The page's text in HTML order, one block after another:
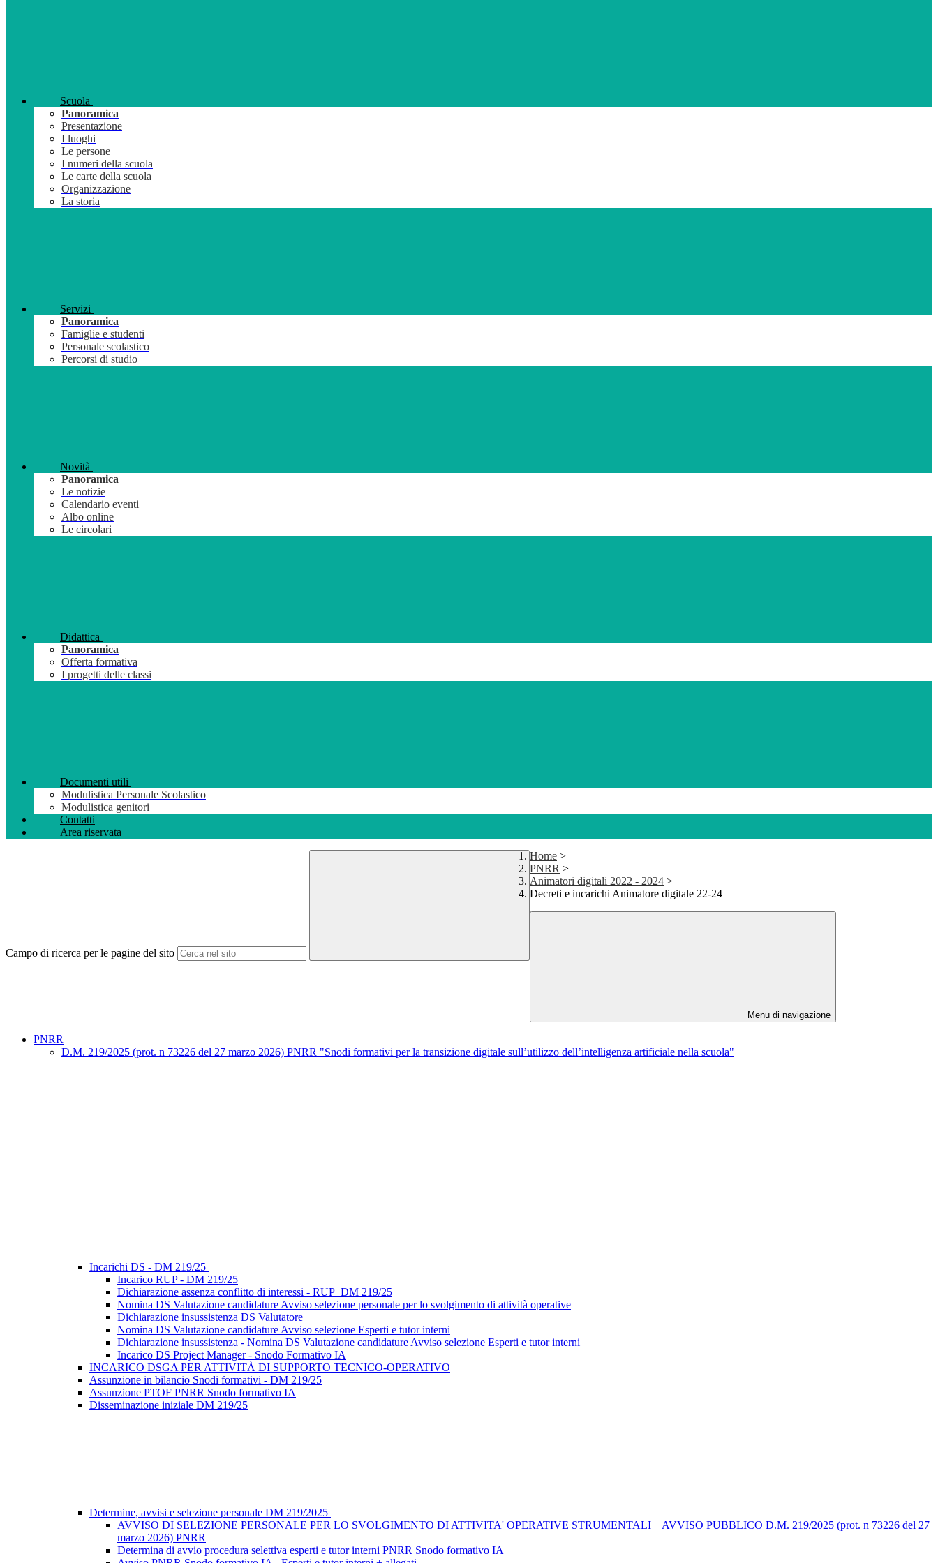
Scuola
Panoramica
Presentazione
I luoghi
Le persone
I numeri della scuola
Le carte della scuola
Organizzazione
La storia
Servizi
Panoramica
Famiglie e studenti
Personale scolastico
Percorsi di studio
Novità
Panoramica
Le notizie
Calendario eventi
Albo online
Le circolari
Didattica
Panoramica
Offerta formativa
I progetti delle classi
Documenti utili
Modulistica Personale Scolastico
Modulistica genitori
Contatti
Area riservata
Campo di ricerca per le pagine del sito
Home >
PNRR >
Animatori digitali 2022 - 2024 >
Decreti e incarichi Animatore digitale 22-24
Menu di navigazione
PNRR
D.M. 219/2025 (prot. n 73226 del 27 marzo 2026) PNRR "Snodi formativi per la transizione digitale sull’utilizzo dell’intelligenza artificiale nella scuola"
Incarichi DS - DM 219/25
Incarico RUP - DM 219/25
Dichiarazione assenza conflitto di interessi - RUP_DM 219/25
Nomina DS Valutazione candidature Avviso selezione personale per lo svolgimento di attività operative
Dichiarazione insussistenza DS Valutatore
Nomina DS Valutazione candidature Avviso selezione Esperti e tutor interni
Dichiarazione insussistenza - Nomina DS Valutazione candidature Avviso selezione Esperti e tutor interni
Incarico DS Project Manager - Snodo Formativo IA
INCARICO DSGA PER ATTIVITÀ DI SUPPORTO TECNICO-OPERATIVO
Assunzione in bilancio Snodi formativi - DM 219/25
Assunzione PTOF PNRR Snodo formativo IA
Disseminazione iniziale DM 219/25
Determine, avvisi e selezione personale DM 219/2025
AVVISO DI SELEZIONE PERSONALE PER LO SVOLGIMENTO DI ATTIVITA' OPERATIVE STRUMENTALI _ AVVISO PUBBLICO D.M. 219/2025 (prot. n 73226 del 27
marzo 2026) PNRR
Determina di avvio procedura selettiva esperti e tutor interni PNRR Snodo formativo IA